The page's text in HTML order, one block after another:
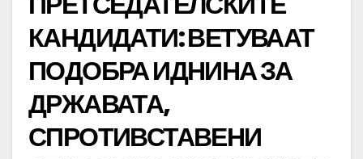
КАНДИДАТИ: ВЕТУВААТ
ПОДОБРА ИДНИНА ЗА
ДРЖАВАТА,
СПРОТИВСТАВЕНИ